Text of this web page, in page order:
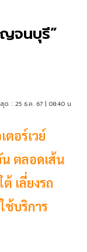
จนบุรี”
ด : 25 ธ.ค. 67 | 08:40 น.
อร์เวย์
ตลอดเส้น
เลี่ยงรถ
ช้บริการ